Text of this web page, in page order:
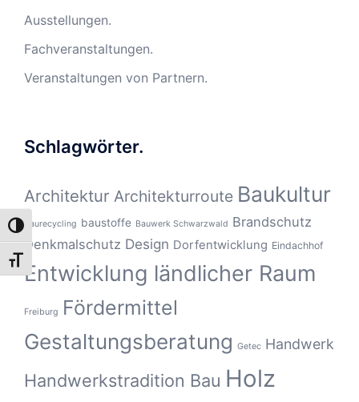
UMSCHALTEN AUF HOHE KONTRASTE
SCHRIFT VERGRÖSSERN
Ausstellungen.
Fachveranstaltungen.
Veranstaltungen von Partnern.
Schlagwörter.
Architektur Architekturroute Baukultur
Baurecycling baustoffe Bauwerk Schwarzwald Brandschutz
Denkmalschutz Design Dorfentwicklung Eindachhof
Entwicklung ländlicher Raum
Freiburg Fördermittel
Gestaltungsberatung Getec Handwerk
Handwerkstradition Bau Holz